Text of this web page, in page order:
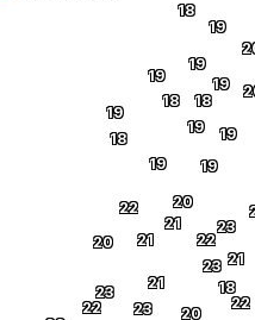
20
21
19
19 19
23
18
20
22
19
18
23
19
19
20
19
18
22
23
18
23
21
21
19
22
19
22
18
21